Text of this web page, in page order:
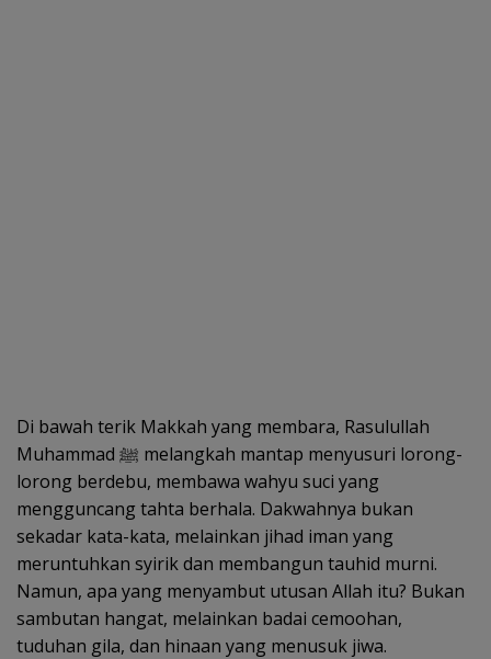
Di bawah terik Makkah yang membara, Rasulullah
Muhammad ﷺ melangkah mantap menyusuri lorong-
lorong berdebu, membawa wahyu suci yang
mengguncang tahta berhala. Dakwahnya bukan
sekadar kata-kata, melainkan jihad iman yang
meruntuhkan syirik dan membangun tauhid murni.
Namun, apa yang menyambut utusan Allah itu? Bukan
sambutan hangat, melainkan badai cemoohan,
tuduhan gila, dan hinaan yang menusuk jiwa.